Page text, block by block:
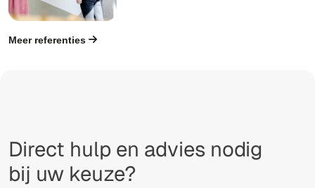
Meer referenties
Direct hulp en advies nodig
bij uw keuze?